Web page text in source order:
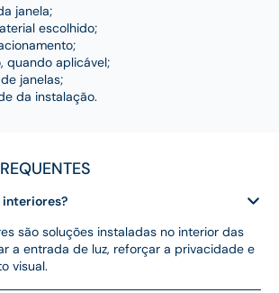
janela;
escolhido;
quando aplicável;
janelas;
da instalação.
interiores?
são soluções instaladas no interior das
a entrada de luz, reforçar a privacidade e
visual.